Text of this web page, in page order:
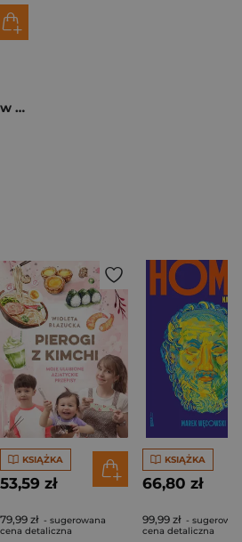
Świnki morskie same w domu. Ogródek
KSIĄŻKA
53,59 zł
79,99 zł - sugerowana
cena detaliczna
KSIĄŻKA
66,80 zł
99,99 zł -
cena detaliczna